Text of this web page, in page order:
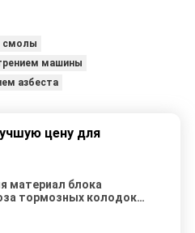
смолы
машины
азбеста
цену для
материал блока
тормозных колодок